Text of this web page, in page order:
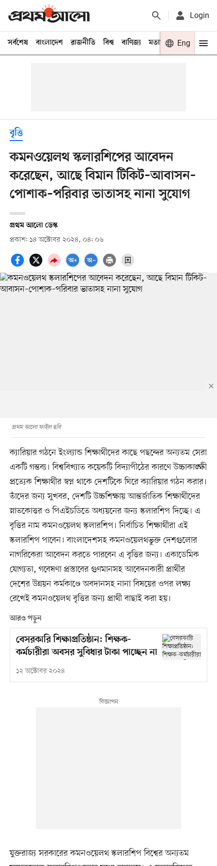
Login
সর্বশেষ বাংলাদেশ রাজনীতি বিশ্ব বাণিজ্য মতামত খেলা
Eng
বৃত্তি
কমনওয়েলথ স্কলারশিপের আবেদন
করেছেন, আছে বিমান টিকিট–আবাসন–
পোশাক–পরিবার ভাতাসহ নানা সুযোগ
প্রথম আলো ডেস্ক
প্রকাশ: ১৪ অক্টোবর ২০২৪, ০৪: ০৬
প্রথম আলো ফাইল ছবি
ক্যারিয়ার গঠনে ইংল্যান্ড শিক্ষার্থীদের কাছে পছন্দের অন্যতম সেরা
একটি গন্তব্য। বিশ্ববিখ্যাত কয়েকটি বিদ্যাপীঠের কারণে উচ্চাকাঙ্ক্ষী
প্রত্যেক শিক্ষার্থীর স্বপ্ন থাকে দেশটিকে ঘিরে ক্যারিয়ার গঠন করার।
তাঁদের জন্য সুখবর, দেশটি উচ্চশিক্ষায় আন্তর্জাতিক শিক্ষার্থীদের
স্নাতকোত্তর ও পিএইচডিতে অধ্যয়নের জন্য স্কলারশিপ দিচ্ছে। এ
বৃত্তির নাম কমনওয়েলথ স্কলারশিপ। নির্বাচিত শিক্ষার্থীরা এই
স্কলারশিপ পাবেন। বাংলাদেশসহ কমনওয়েলথভুক্ত দেশগুলোর
নাগরিকেরা আবেদন করতে পারবেন এ বৃত্তির জন্য। একাডেমিক
যোগ্যতা, গবেষণা প্রস্তাবের গুণমানসহ আবেদনকারী প্রার্থীর
দেশের উন্নয়ন কর্মকাণ্ডে অবদানসহ নানা বিষয়ের ওপর লক্ষ্য
রেখেই কমনওয়েলথ বৃত্তির জন্য প্রার্থী বাছাই করা হয়।
আরও পড়ুন
বেসরকারি শিক্ষাপ্রতিষ্ঠান: শিক্ষক-
কর্মচারীরা অবসর সুবিধার টাকা পাচ্ছেন না
১২ অক্টোবর ২০২৪
যুক্তরাজ্য সরকারের কমনওয়েলথ স্কলারশিপ বিশ্বের অন্যতম